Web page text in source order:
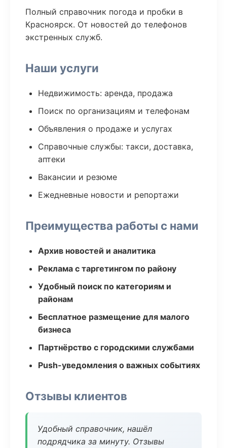
Полный справочник погода и пробки в
Красноярск. От новостей до телефонов
экстренных служб.
Наши услуги
Недвижимость: аренда, продажа
Поиск по организациям и телефонам
Объявления о продаже и услугах
Справочные службы: такси, доставка,
аптеки
Вакансии и резюме
Ежедневные новости и репортажи
Преимущества работы с нами
Архив новостей и аналитика
Реклама с таргетингом по району
Удобный поиск по категориям и
районам
Бесплатное размещение для малого
бизнеса
Партнёрство с городскими службами
Push-уведомления о важных событиях
Отзывы клиентов
Удобный справочник, нашёл
подрядчика за минуту. Отзывы